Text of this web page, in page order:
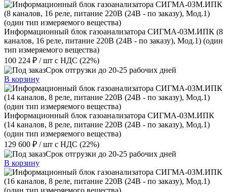
Информационный блок газоанализатора СИГМА-03М.ИПК (8
каналов, 16 реле, питание 220В (24В - по заказу), Мод.1) (один
тип измеряемого вещества)
100 224 ₽ / шт с НДС (22%)
Срок отгрузки до 20-25 рабочих дней
В корзину
Информационный блок газоанализатора СИГМА-03М.ИПК
(14 каналов, 8 реле, питание 220В (24В - по заказу), Мод.1)
(один тип измеряемого вещества)
129 600 ₽ / шт с НДС (22%)
Срок отгрузки до 20-25 рабочих дней
В корзину